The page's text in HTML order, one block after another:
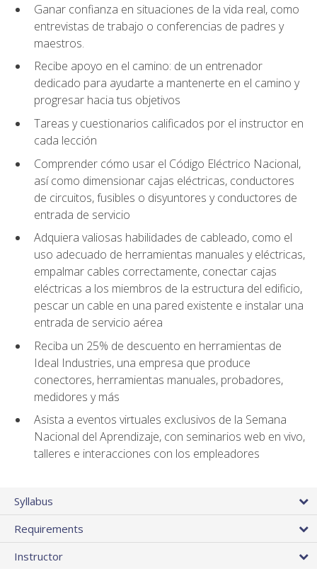
Ganar confianza en situaciones de la vida real, como
entrevistas de trabajo o conferencias de padres y
maestros.
Recibe apoyo en el camino: de un entrenador
dedicado para ayudarte a mantenerte en el camino y
progresar hacia tus objetivos
Tareas y cuestionarios calificados por el instructor en
cada lección
Comprender cómo usar el Código Eléctrico Nacional,
así como dimensionar cajas eléctricas, conductores
de circuitos, fusibles o disyuntores y conductores de
entrada de servicio
Adquiera valiosas habilidades de cableado, como el
uso adecuado de herramientas manuales y eléctricas,
empalmar cables correctamente, conectar cajas
eléctricas a los miembros de la estructura del edificio,
pescar un cable en una pared existente e instalar una
entrada de servicio aérea
Reciba un 25% de descuento en herramientas de
Ideal Industries, una empresa que produce
conectores, herramientas manuales, probadores,
medidores y más
Asista a eventos virtuales exclusivos de la Semana
Nacional del Aprendizaje, con seminarios web en vivo,
talleres e interacciones con los empleadores
Syllabus
Requirements
Instructor